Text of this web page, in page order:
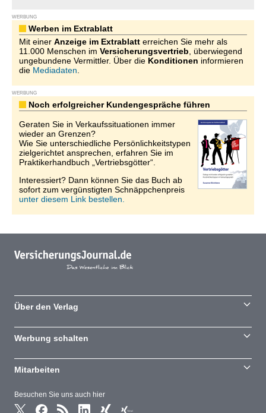
WERBUNG
Werben im Extrablatt
Mit einer Anzeige im Extrablatt erreichen Sie mehr als
11.000 Menschen im Versicherungsvertrieb , überwiegend
ungebundene Vermittler. Über die Konditionen informieren
die Mediadaten
WERBUNG
Noch erfolgreicher Kundengespräche führen
Geraten Sie in Verkaufssituationen immer
wieder an Grenzen?
Wie Sie unterschiedliche Persönlichkeitstypen
zielgerichtet ansprechen, erfahren Sie im
Praktikerhandbuch „Vertriebsgötter“.
Interessiert? Dann können Sie das Buch ab
sofort zum vergünstigten Schnäppchenpreis
unter diesem Link bestellen.
Besuchen Sie uns auch hier
Über den Verlag
Werbung schalten
Mitarbeiten